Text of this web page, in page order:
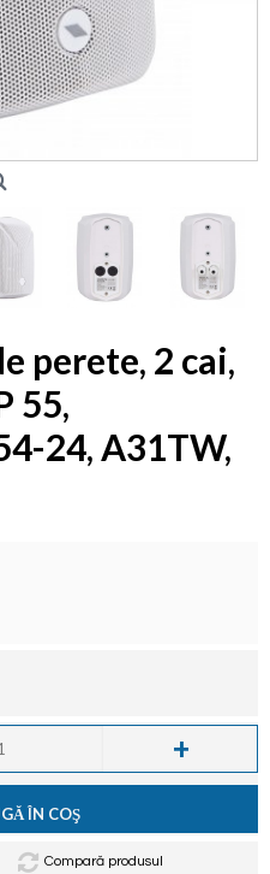
perete, 2 cai,
55,
24, A31TW,
+
ÎN COŞ
Compară produsul